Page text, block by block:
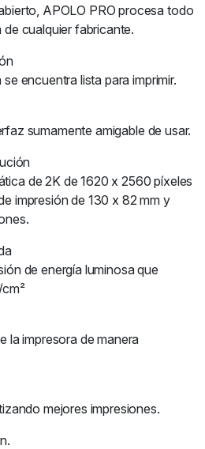
APOLO PRO procesa todo
cualquier fabricante.
encuentra lista para imprimir.
sumamente amigable de usar.
de 2K de 1620 x 2560 píxeles
impresión de 130 x 82 mm y
de energía luminosa que
la impresora de manera
mejores impresiones.